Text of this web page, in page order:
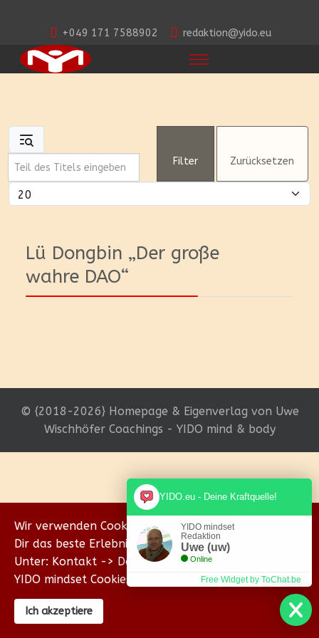
+049 171 7588902 redaktion@yido.eu
Teil des Titels eingeben
Filter Zurücksetzen
Anzeige #
Lü Dongbin „Der große
wahre DAO“
© {2018-2026} Homepage & Eigenverlag von Uwe
Wischhöfer Coachings - YIDO mind & body
Wir verwenden Cookies, um sicherzustellen, dass wir
Dir das beste Erlebnis auf unserer Website bieten.
Unter: Kontakt -> Datenschutz erklären wir Dir, wie
YIDO mindset Cookies verwendet.
Ich akzeptiere
YIDO.eu - Deine Kraftquelle!
YIDO mindset
Redaktion
Uwe (uw)
Online
Free Widget by ToChat.be